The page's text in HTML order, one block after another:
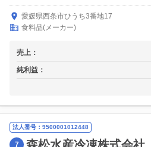
愛媛県西条市ひうち3番地17
食料品(メーカー)
売上：
純利益：
法人番号：9500001012448
7